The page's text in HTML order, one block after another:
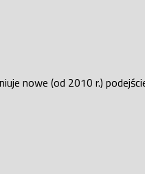
nowe (od 2010 r.)